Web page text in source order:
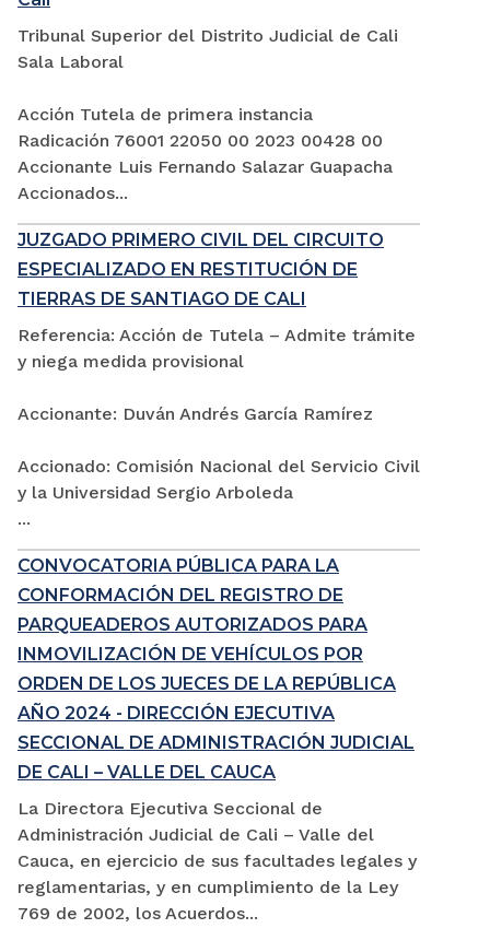
Tribunal Superior del Distrito Judicial de Cali
Sala Laboral
Acción Tutela de primera instancia
Radicación 76001 22050 00 2023 00428 00
Accionante Luis Fernando Salazar Guapacha
Accionados...
JUZGADO PRIMERO CIVIL DEL CIRCUITO
ESPECIALIZADO EN RESTITUCIÓN DE
TIERRAS DE SANTIAGO DE CALI
Referencia: Acción de Tutela – Admite trámite
y niega medida provisional
Accionante: Duván Andrés García Ramírez
Accionado: Comisión Nacional del Servicio Civil
y la Universidad Sergio Arboleda
...
CONVOCATORIA PÚBLICA PARA LA
CONFORMACIÓN DEL REGISTRO DE
PARQUEADEROS AUTORIZADOS PARA
INMOVILIZACIÓN DE VEHÍCULOS POR
ORDEN DE LOS JUECES DE LA REPÚBLICA
AÑO 2024 - DIRECCIÓN EJECUTIVA
SECCIONAL DE ADMINISTRACIÓN JUDICIAL
DE CALI – VALLE DEL CAUCA
La Directora Ejecutiva Seccional de
Administración Judicial de Cali – Valle del
Cauca, en ejercicio de sus facultades legales y
reglamentarias, y en cumplimiento de la Ley
769 de 2002, los Acuerdos...